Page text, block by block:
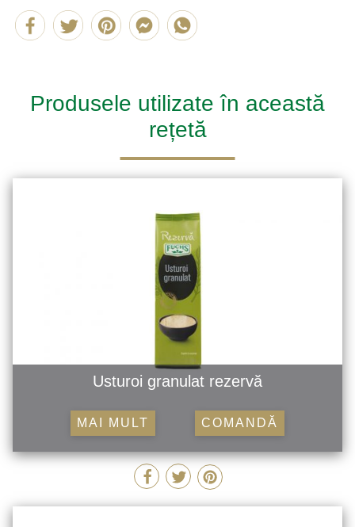
Produsele utilizate în această
rețetă
Usturoi granulat rezervă
MAI MULT COMANDĂ